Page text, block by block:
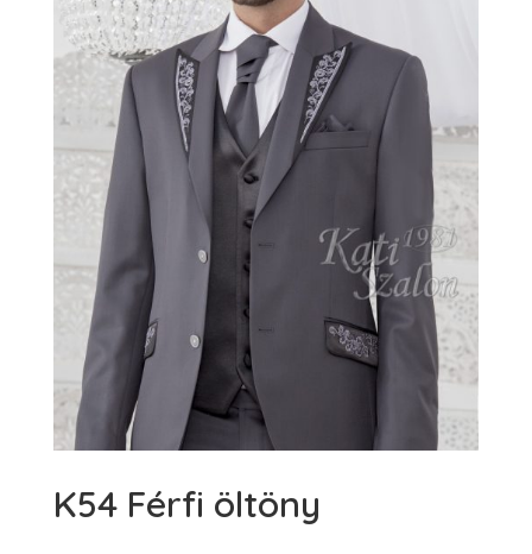
K54 Férfi öltöny